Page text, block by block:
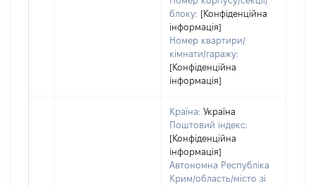
блоку: [Конфіденційна
інформація]
Номер квартири/
кімнати/гаражу:
[Конфіденційна
інформація]
Країна: Україна
Поштовий індекс:
[Конфіденційна
інформація]
Автономна Республіка
Крим/область/місто зі